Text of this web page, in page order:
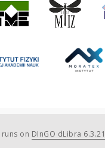
on DInGO dLibra